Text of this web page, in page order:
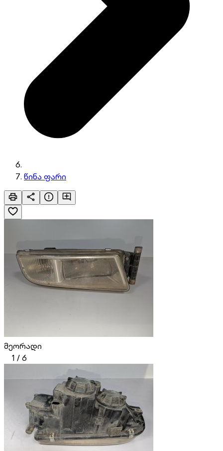
წინა ფარი
მეორადი
1 /6